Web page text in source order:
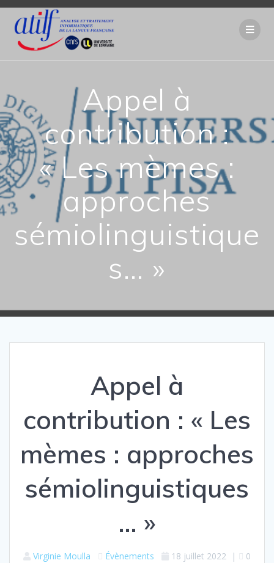
Passer
Appel à
contribution :
« Les mèmes :
approches
sémiolinguistique
s… »
Appel à
contribution : « Les
mèmes : approches
sémiolinguistiques
… »
Virginie Moulla Évènements 18 juillet 2022 | 0